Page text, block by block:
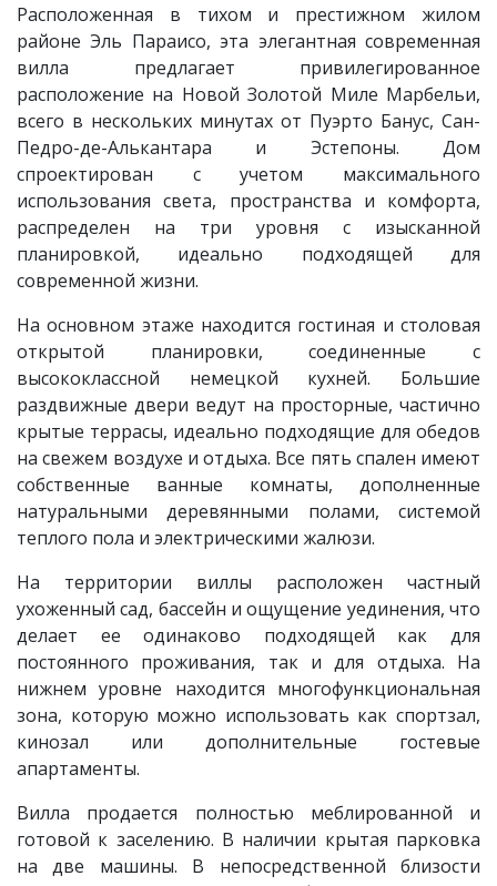
Расположенная в тихом и престижном жилом
районе Эль Параисо, эта элегантная современная
вилла предлагает привилегированное
расположение на Новой Золотой Миле Марбельи,
всего в нескольких минутах от Пуэрто Банус, Сан-
Педро-де-Алькантара и Эстепоны. Дом
спроектирован с учетом максимального
использования света, пространства и комфорта,
распределен на три уровня с изысканной
планировкой, идеально подходящей для
современной жизни.
На основном этаже находится гостиная и столовая
открытой планировки, соединенные с
высококлассной немецкой кухней. Большие
раздвижные двери ведут на просторные, частично
крытые террасы, идеально подходящие для обедов
на свежем воздухе и отдыха. Все пять спален имеют
собственные ванные комнаты, дополненные
натуральными деревянными полами, системой
теплого пола и электрическими жалюзи.
На территории виллы расположен частный
ухоженный сад, бассейн и ощущение уединения, что
делает ее одинаково подходящей как для
постоянного проживания, так и для отдыха. На
нижнем уровне находится многофункциональная
зона, которую можно использовать как спортзал,
кинозал или дополнительные гостевые
апартаменты.
Вилла продается полностью меблированной и
готовой к заселению. В наличии крытая парковка
на две машины. В непосредственной близости